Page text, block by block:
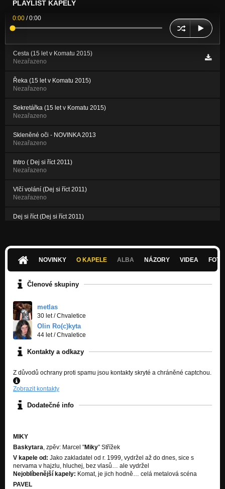
PLAYLIST KAPELY
0:00 /0:00
Cesta (15 let v Komatu 2015)
Nezařazeno
Řeka (15 let v Komatu 2015)
Nezařazeno
Sekretářka (15 let v Komatu 2015)
Nezařazeno
Skleněné oči - NOVINKA 2013
Nezařazeno
Intro ( Dej si říct 2011)
Nezařazeno
Vlčí volání (Dej si říct 2011)
Nezařazeno
Dej si říct (Dej si říct 2011)
Žít ve světě
Nezařazeno
NOVINKY O KAPELE ALBA NÁZORY VIDEA
Členové skupiny
metlas
30 let/Chvaletice
Olin Ro(c)kyta
44 let/Chvaletice
Kontakty a odkazy
Z důvodů ochrany proti spamu jsou kontakty skryté a chráněné captchou.
Zobrazit kontakty
Dodatečné info
MIKY
Baskytara, zpěv: Marcel "Miky" Střížek
V kapele od: Jako zakladatel od r. 1999, vydržel až do dnes, sice s
nervama v hajzlu, hluchej, bez vlasů… ale vydržel
Nejoblíbenější kapely: Komat, je jich hodně… celá metalová scéna
PAVEL